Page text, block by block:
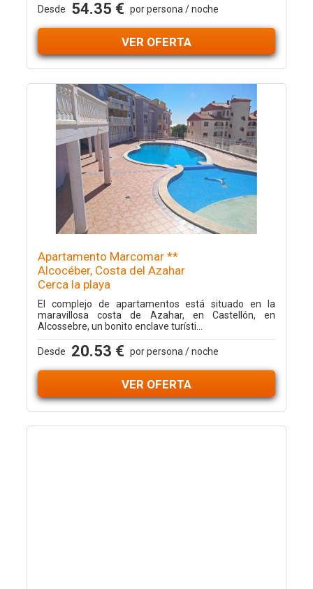
Desde 54.35 € por persona / noche
VER OFERTA
Apartamento Marcomar **
Alcocéber, Costa del Azahar
Cerca la playa
El complejo de apartamentos está situado en la
maravillosa costa de Azahar, en Castellón, en
Alcossebre, un bonito enclave turísti...
Desde 20.53 € por persona / noche
VER OFERTA